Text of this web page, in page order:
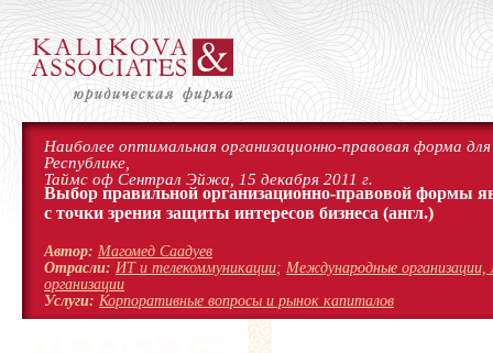
Наиболее оптимальная организационно-правовая форма
Республике,
Таймс оф Сентрал Эйжа, 15 декабря 2011 г.
Выбор правильной организационно-правовой формы
с точки зрения защиты интересов бизнеса (англ.)
Автор: Магомед Саадуев
Отрасли: ИТ и телекоммуникации; Международные организации,
организации
Услуги: Корпоративные вопросы и рынок капиталов